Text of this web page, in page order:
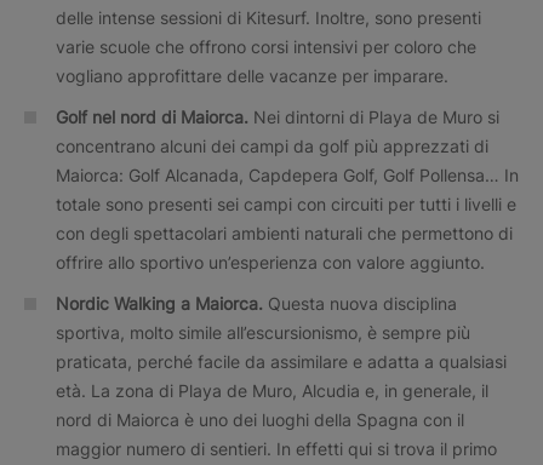
delle intense sessioni di Kitesurf. Inoltre, sono presenti
varie scuole che offrono corsi intensivi per coloro che
vogliano approfittare delle vacanze per imparare.
Golf nel nord di Maiorca. Nei dintorni di Playa de Muro si
concentrano alcuni dei campi da golf più apprezzati di
Maiorca: Golf Alcanada, Capdepera Golf, Golf Pollensa… In
totale sono presenti sei campi con circuiti per tutti i livelli e
con degli spettacolari ambienti naturali che permettono di
offrire allo sportivo un’esperienza con valore aggiunto.
Nordic Walking a Maiorca. Questa nuova disciplina
sportiva, molto simile all’escursionismo, è sempre più
praticata, perché facile da assimilare e adatta a qualsiasi
età. La zona di Playa de Muro, Alcudia e, in generale, il
nord di Maiorca è uno dei luoghi della Spagna con il
maggior numero di sentieri. In effetti qui si trova il primo